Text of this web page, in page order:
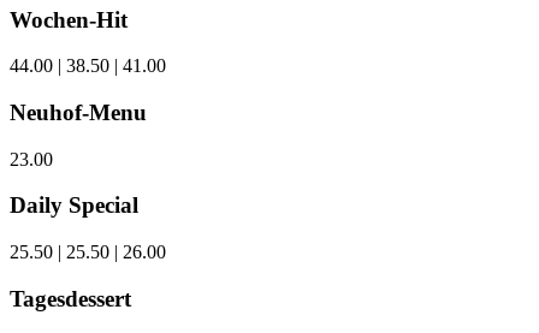
Wochen-Hit
44.00 | 38.50 | 41.00
Neuhof-Menu
23.00
Daily Special
25.50 | 25.50 | 26.00
Tagesdessert